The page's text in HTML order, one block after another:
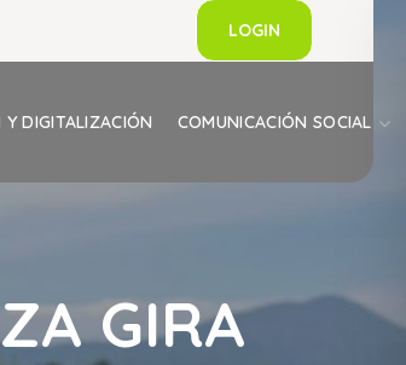
LOGIN
Y DIGITALIZACIÓN COMUNICACIÓN SOCIAL
GIRA